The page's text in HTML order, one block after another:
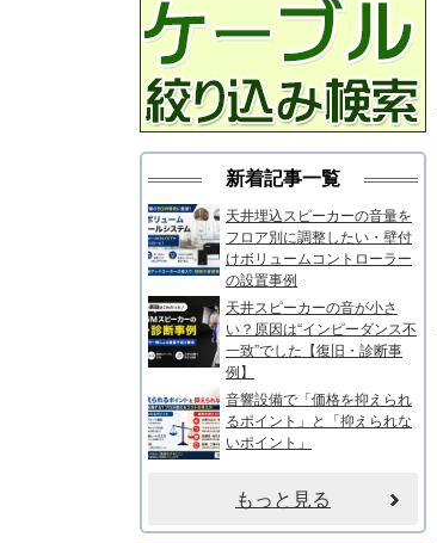
新着記事一覧
天井埋込スピーカーの音量を
フロア別に調整したい・壁付
けボリュームコントローラー
の設置事例
天井スピーカーの音が小さ
い？原因は“インピーダンス不
一致”でした【復旧・診断事
例】
音響設備で「価格を抑えられ
るポイント」と「抑えられな
いポイント」
もっと見る